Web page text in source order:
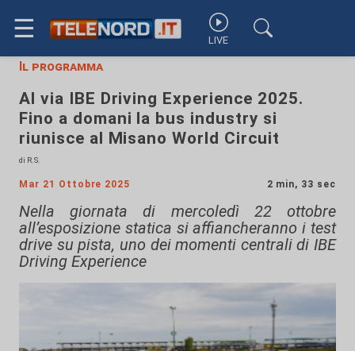
☰ LIVE
Il programma
Al via IBE Driving Experience 2025.
Fino a domani la bus industry si
riunisce al Misano World Circuit
di R.S.
Mar 21 Ottobre 2025 2 min, 33 sec
Nella giornata di mercoledì 22 ottobre
all’esposizione statica si affiancheranno i test
drive su pista, uno dei momenti centrali di IBE
Driving Experience